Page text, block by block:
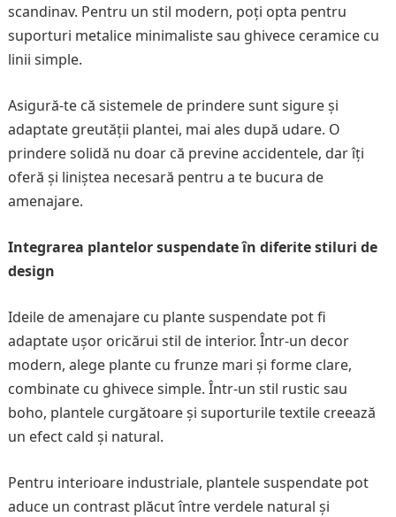
scandinav. Pentru un stil modern, poți opta pentru
suporturi metalice minimaliste sau ghivece ceramice cu
linii simple.
Asigură-te că sistemele de prindere sunt sigure și
adaptate greutății plantei, mai ales după udare. O
prindere solidă nu doar că previne accidentele, dar îți
oferă și liniștea necesară pentru a te bucura de
amenajare.
Integrarea plantelor suspendate în diferite stiluri de
design
Ideile de amenajare cu plante suspendate pot fi
adaptate ușor oricărui stil de interior. Într-un decor
modern, alege plante cu frunze mari și forme clare,
combinate cu ghivece simple. Într-un stil rustic sau
boho, plantele curgătoare și suporturile textile creează
un efect cald și natural.
Pentru interioare industriale, plantele suspendate pot
aduce un contrast plăcut între verdele natural și